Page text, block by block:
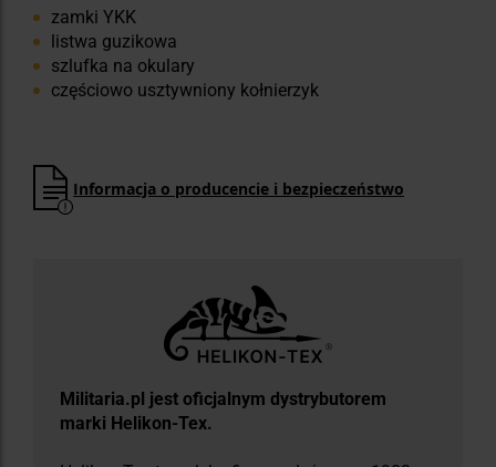
zamki YKK
listwa guzikowa
szlufka na okulary
częściowo usztywniony kołnierzyk
Informacja o producencie i bezpieczeństwo
Militaria.pl jest oficjalnym dystrybutorem
marki Helikon-Tex.